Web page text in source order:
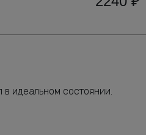
идеальном состоянии.